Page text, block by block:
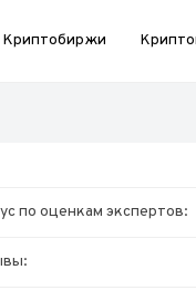
Криптобиржи
по оценкам экспертов: